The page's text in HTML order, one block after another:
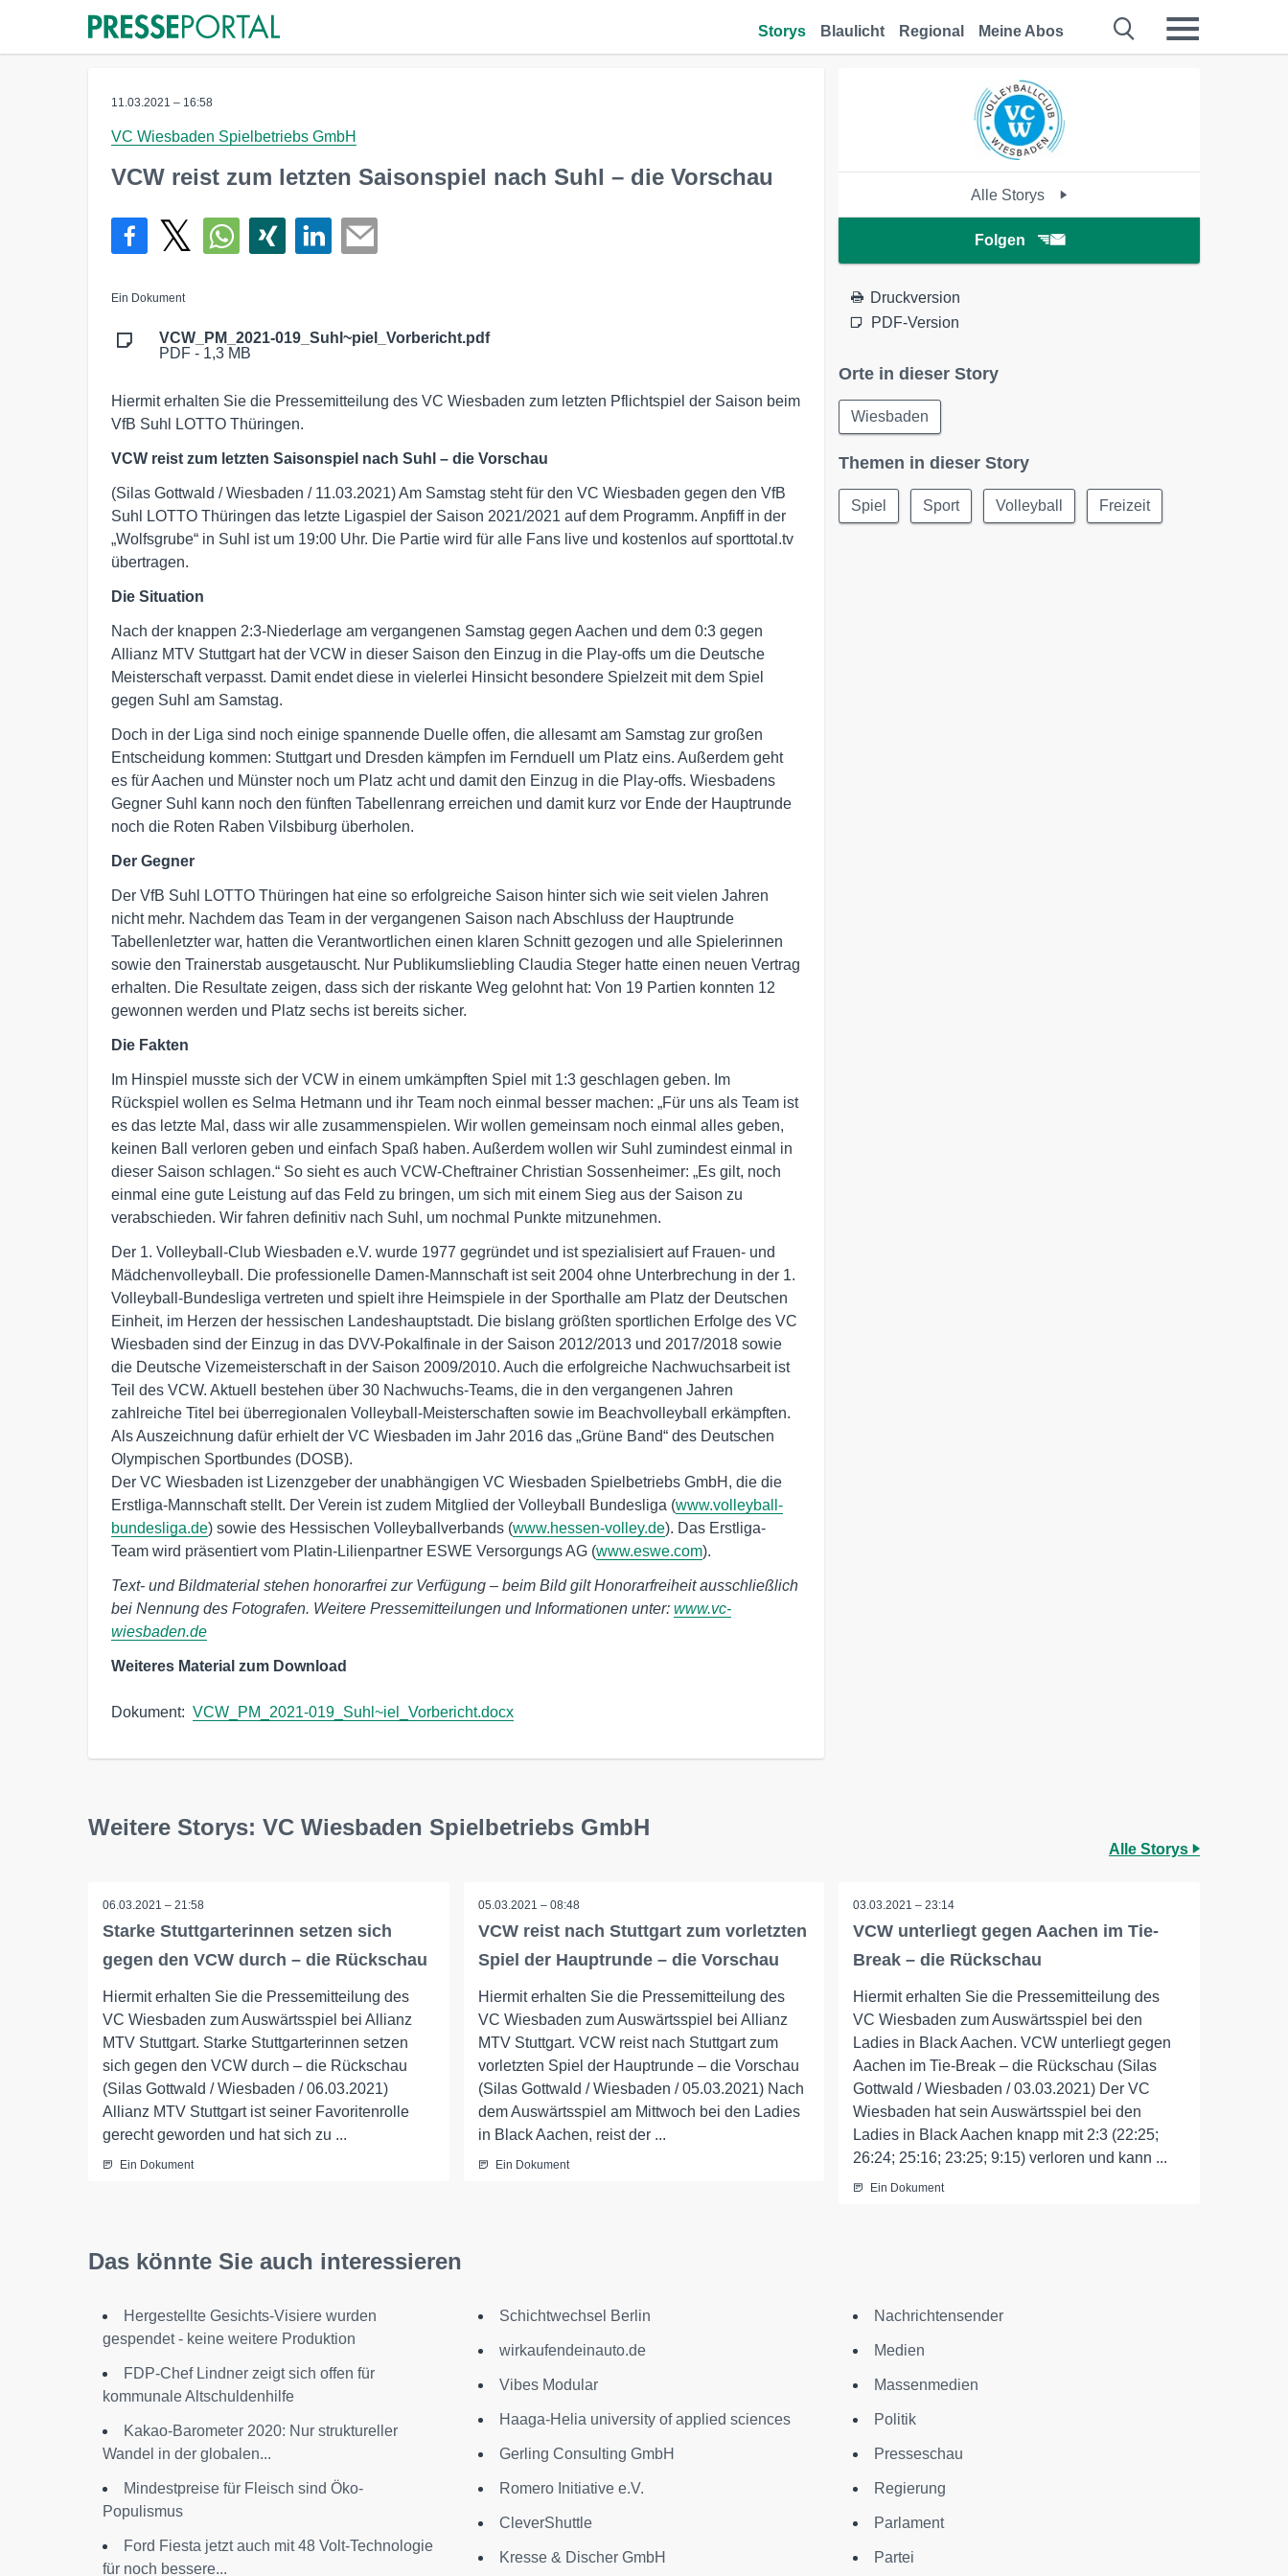
Storys Blaulicht Regional Meine Abos
11.03.2021 – 16:58
VC Wiesbaden Spielbetriebs GmbH
VCW reist zum letzten Saisonspiel nach Suhl – die Vorschau
Ein Dokument
VCW_PM_2021-019_Suhl~piel_Vorbericht.pdf
PDF - 1,3 MB
Hiermit erhalten Sie die Pressemitteilung des VC Wiesbaden zum letzten Pflichtspiel der Saison beim
VfB Suhl LOTTO Thüringen.
VCW reist zum letzten Saisonspiel nach Suhl – die Vorschau
(Silas Gottwald / Wiesbaden / 11.03.2021) Am Samstag steht für den VC Wiesbaden gegen den VfB
Suhl LOTTO Thüringen das letzte Ligaspiel der Saison 2021/2021 auf dem Programm. Anpfiff in der
„Wolfsgrube“ in Suhl ist um 19:00 Uhr. Die Partie wird für alle Fans live und kostenlos auf sporttotal.tv
übertragen.
Die Situation
Nach der knappen 2:3-Niederlage am vergangenen Samstag gegen Aachen und dem 0:3 gegen
Allianz MTV Stuttgart hat der VCW in dieser Saison den Einzug in die Play-offs um die Deutsche
Meisterschaft verpasst. Damit endet diese in vielerlei Hinsicht besondere Spielzeit mit dem Spiel
gegen Suhl am Samstag.
Doch in der Liga sind noch einige spannende Duelle offen, die allesamt am Samstag zur großen
Entscheidung kommen: Stuttgart und Dresden kämpfen im Fernduell um Platz eins. Außerdem geht
es für Aachen und Münster noch um Platz acht und damit den Einzug in die Play-offs. Wiesbadens
Gegner Suhl kann noch den fünften Tabellenrang erreichen und damit kurz vor Ende der Hauptrunde
noch die Roten Raben Vilsbiburg überholen.
Der Gegner
Der VfB Suhl LOTTO Thüringen hat eine so erfolgreiche Saison hinter sich wie seit vielen Jahren
nicht mehr. Nachdem das Team in der vergangenen Saison nach Abschluss der Hauptrunde
Tabellenletzter war, hatten die Verantwortlichen einen klaren Schnitt gezogen und alle Spielerinnen
sowie den Trainerstab ausgetauscht. Nur Publikumsliebling Claudia Steger hatte einen neuen Vertrag
erhalten. Die Resultate zeigen, dass sich der riskante Weg gelohnt hat: Von 19 Partien konnten 12
gewonnen werden und Platz sechs ist bereits sicher.
Die Fakten
Im Hinspiel musste sich der VCW in einem umkämpften Spiel mit 1:3 geschlagen geben. Im
Rückspiel wollen es Selma Hetmann und ihr Team noch einmal besser machen: „Für uns als Team ist
es das letzte Mal, dass wir alle zusammenspielen. Wir wollen gemeinsam noch einmal alles geben,
keinen Ball verloren geben und einfach Spaß haben. Außerdem wollen wir Suhl zumindest einmal in
dieser Saison schlagen.“ So sieht es auch VCW-Cheftrainer Christian Sossenheimer: „Es gilt, noch
einmal eine gute Leistung auf das Feld zu bringen, um sich mit einem Sieg aus der Saison zu
verabschieden. Wir fahren definitiv nach Suhl, um nochmal Punkte mitzunehmen.
Der 1. Volleyball-Club Wiesbaden e.V. wurde 1977 gegründet und ist spezialisiert auf Frauen- und
Mädchenvolleyball. Die professionelle Damen-Mannschaft ist seit 2004 ohne Unterbrechung in der 1.
Volleyball-Bundesliga vertreten und spielt ihre Heimspiele in der Sporthalle am Platz der Deutschen
Einheit, im Herzen der hessischen Landeshauptstadt. Die bislang größten sportlichen Erfolge des VC
Wiesbaden sind der Einzug in das DVV-Pokalfinale in der Saison 2012/2013 und 2017/2018 sowie
die Deutsche Vizemeisterschaft in der Saison 2009/2010. Auch die erfolgreiche Nachwuchsarbeit ist
Teil des VCW. Aktuell bestehen über 30 Nachwuchs-Teams, die in den vergangenen Jahren
zahlreiche Titel bei überregionalen Volleyball-Meisterschaften sowie im Beachvolleyball erkämpften.
Als Auszeichnung dafür erhielt der VC Wiesbaden im Jahr 2016 das „Grüne Band“ des Deutschen
Olympischen Sportbundes (DOSB).
Der VC Wiesbaden ist Lizenzgeber der unabhängigen VC Wiesbaden Spielbetriebs GmbH, die die
Erstliga-Mannschaft stellt. Der Verein ist zudem Mitglied der Volleyball Bundesliga (www.volleyball-
bundesliga.de) sowie des Hessischen Volleyballverbands (www.hessen-volley.de). Das Erstliga-
Team wird präsentiert vom Platin-Lilienpartner ESWE Versorgungs AG (www.eswe.com).
Text- und Bildmaterial stehen honorarfrei zur Verfügung – beim Bild gilt Honorarfreiheit ausschließlich
bei Nennung des Fotografen. Weitere Pressemitteilungen und Informationen unter: www.vc-
wiesbaden.de
Weiteres Material zum Download
Dokument: VCW_PM_2021-019_Suhl~iel_Vorbericht.docx
Alle Storys
Folgen
Druckversion
PDF-Version
Orte in dieser Story
Wiesbaden
Themen in dieser Story
Spiel Sport Volleyball Freizeit
Weitere Storys: VC Wiesbaden Spielbetriebs GmbH
Alle Storys
06.03.2021 – 21:58
Starke Stuttgarterinnen setzen sich
gegen den VCW durch – die Rückschau
Hiermit erhalten Sie die Pressemitteilung des
VC Wiesbaden zum Auswärtsspiel bei Allianz
MTV Stuttgart. Starke Stuttgarterinnen setzen
sich gegen den VCW durch – die Rückschau
(Silas Gottwald / Wiesbaden / 06.03.2021)
Allianz MTV Stuttgart ist seiner Favoritenrolle
gerecht geworden und hat sich zu ...
Ein Dokument
05.03.2021 – 08:48
VCW reist nach Stuttgart zum vorletzten
Spiel der Hauptrunde – die Vorschau
Hiermit erhalten Sie die Pressemitteilung des
VC Wiesbaden zum Auswärtsspiel bei Allianz
MTV Stuttgart. VCW reist nach Stuttgart zum
vorletzten Spiel der Hauptrunde – die Vorschau
(Silas Gottwald / Wiesbaden / 05.03.2021) Nach
dem Auswärtsspiel am Mittwoch bei den Ladies
in Black Aachen, reist der ...
Ein Dokument
03.03.2021 – 23:14
VCW unterliegt gegen Aachen im Tie-
Break – die Rückschau
Hiermit erhalten Sie die Pressemitteilung des
VC Wiesbaden zum Auswärtsspiel bei den
Ladies in Black Aachen. VCW unterliegt gegen
Aachen im Tie-Break – die Rückschau (Silas
Gottwald / Wiesbaden / 03.03.2021) Der VC
Wiesbaden hat sein Auswärtsspiel bei den
Ladies in Black Aachen knapp mit 2:3 (22:25;
26:24; 25:16; 23:25; 9:15) verloren und kann ...
Ein Dokument
Das könnte Sie auch interessieren
Hergestellte Gesichts-Visiere wurden
gespendet - keine weitere Produktion
FDP-Chef Lindner zeigt sich offen für
kommunale Altschuldenhilfe
Kakao-Barometer 2020: Nur struktureller
Wandel in der globalen...
Mindestpreise für Fleisch sind Öko-
Populismus
Ford Fiesta jetzt auch mit 48 Volt-Technologie
für noch bessere...
Schichtwechsel Berlin
wirkaufendeinauto.de
Vibes Modular
Haaga-Helia university of applied sciences
Gerling Consulting GmbH
Romero Initiative e.V.
CleverShuttle
Kresse & Discher GmbH
Nachrichtensender
Medien
Massenmedien
Politik
Presseschau
Regierung
Parlament
Partei